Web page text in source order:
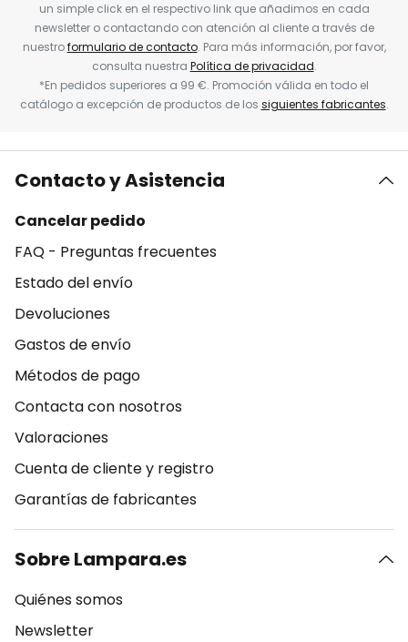
un simple click en el respectivo link que añadimos en cada
newsletter o contactando con atención al cliente a través de
nuestroformulario de contacto. Para más información, por favor,
consulta nuestra Política de privacidad.
*En pedidos superiores a 99 €. Promoción válida en todo el
catálogo a excepción de productos de los siguientes fabricantes.
Contacto y Asistencia
Cancelar pedido
FAQ - Preguntas frecuentes
Estado del envío
Devoluciones
Gastos de envío
Métodos de pago
Contacta con nosotros
Valoraciones
Cuenta de cliente y registro
Garantías de fabricantes
Sobre Lampara.es
Quiénes somos
Newsletter